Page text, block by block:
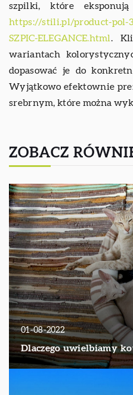
szpilki, które
https://stili.pl/product-pol-
SZPIC-ELEGANCE.html .
wariantach
dopasować je do
Wyjątkowo efektownie
srebrnym, które można
ZOBACZ
01-08-2022
Dlaczego uwielbiamy